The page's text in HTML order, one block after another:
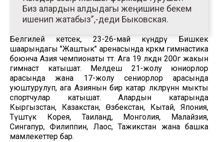
Биз алардын алдыдагы жеңишине бекем
ишенип жатабыз”,-деди Быковская.
Белгилей кетсек, 23-26-май күндөрү Бишкек
шаарындагы "Жаштык" аренасында көркөм гимнастика
боюнча Азия чемпионаты өтөт. Ага 19 өлкөдөн 200гө жакын
гимнаст катышат. Мелдеш 21-жолу юниорлор
арасында жана 17-жолу сениорлор арасында
уюштурулуп, ага Азиянын бир катар өлкөлөрүнөн мыкты
спортчулар катышат. Алардын катарында
Кыргызстан, Казакстан, Өзбекстан, Кытай, Япония,
Түштүк Корея, Таиланд, Монголия, Малайзия,
Сингапур, Филиппин, Лаос, Тажикстан жана башка
мамлекеттер бар.